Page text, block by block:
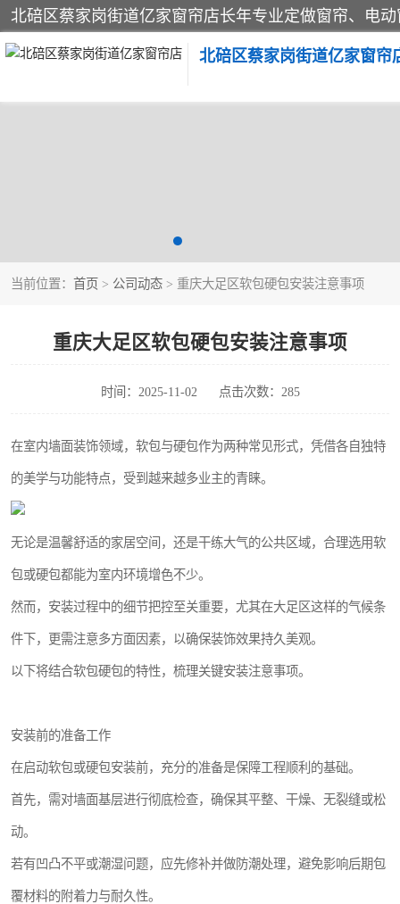
北碚区蔡家岗街道亿家窗帘
当前位置： 首页 > 公司动态 > 重庆大足区软包硬包安装注意事项
重庆大足区软包硬包安装注意事项
时间：2025-11-02 点击次数：285
在室内墙面装饰领域，软包与硬包作为两种常见形式，凭借各自独特
的美学与功能特点，受到越来越多业主的青睐。
无论是温馨舒适的家居空间，还是干练大气的公共区域，合理选用软
包或硬包都能为室内环境增色不少。
然而，安装过程中的细节把控至关重要，尤其在大足区这样的气候条
件下，更需注意多方面因素，以确保装饰效果持久美观。
以下将结合软包硬包的特性，梳理关键安装注意事项。
安装前的准备工作
在启动软包或硬包安装前，充分的准备是保障工程顺利的基础。
首先，需对墙面基层进行彻底检查，确保其平整、干燥、无裂缝或松
动。
若有凹凸不平或潮湿问题，应先修补并做防潮处理，避免影响后期包
覆材料的附着力与耐久性。